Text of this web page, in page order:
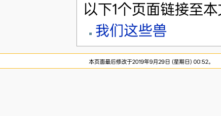
以下1个页面链接至
我们这些兽
本页面最后修改于2019年9月29日 (星期日) 00:52。